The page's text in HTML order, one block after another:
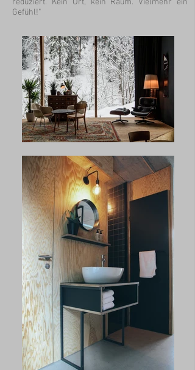
reduziert. Kein Ort, kein Raum. Vielmehr ein
Gefühl!"